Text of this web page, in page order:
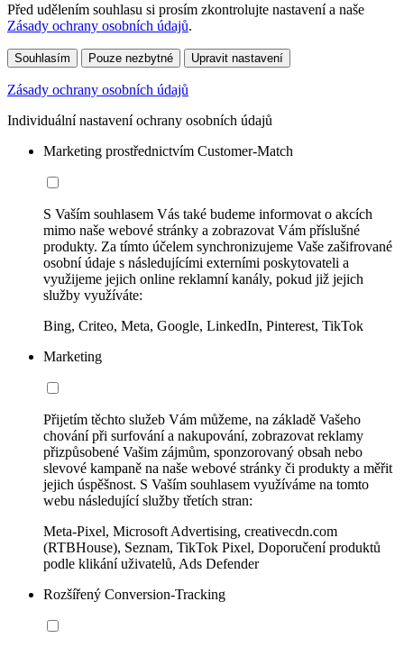
Před udělením souhlasu si prosím zkontrolujte nastavení a naše
Zásady ochrany osobních údajů.
Souhlasím Pouze nezbytné Upravit nastavení
Zásady ochrany osobních údajů
Individuální nastavení ochrany osobních údajů
Marketing prostřednictvím Customer-Match
S Vaším souhlasem Vás také budeme informovat o akcích
mimo naše webové stránky a zobrazovat Vám příslušné
produkty. Za tímto účelem synchronizujeme Vaše zašifrované
osobní údaje s následujícími externími poskytovateli a
využijeme jejich online reklamní kanály, pokud již jejich
služby využíváte:
Bing, Criteo, Meta, Google, LinkedIn, Pinterest, TikTok
Marketing
Přijetím těchto služeb Vám můžeme, na základě Vašeho
chování při surfování a nakupování, zobrazovat reklamy
přizpůsobené Vašim zájmům, sponzorovaný obsah nebo
slevové kampaně na naše webové stránky či produkty a měřit
jejich úspěšnost. S Vaším souhlasem využíváme na tomto
webu následující služby třetích stran:
Meta-Pixel, Microsoft Advertising, creativecdn.com
(RTBHouse), Seznam, TikTok Pixel, Doporučení produktů
podle klikání uživatelů, Ads Defender
Rozšířený Conversion-Tracking